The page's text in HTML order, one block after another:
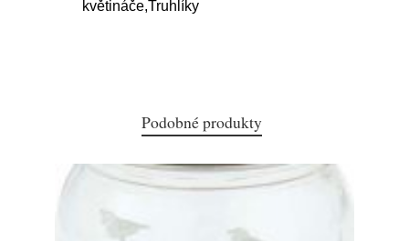
květináče,Truhlíky
Podobné produkty